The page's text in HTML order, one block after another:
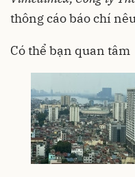
thông cáo báo chí
Có thể bạn quan tâm